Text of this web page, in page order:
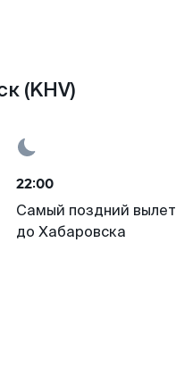
(KHV)
22:00
Самый поздний вылет
до Хабаровска